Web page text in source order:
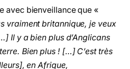
avec bienveillance que «
vraiment britannique, je veux
Il y a bien plus d’Anglicans
Bien plus ! […] C’est très
en Afrique,